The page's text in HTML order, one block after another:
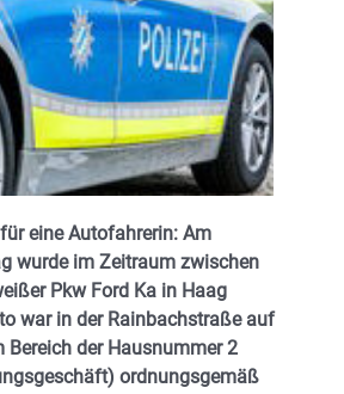
eine Autofahrerin: Am
wurde im Zeitraum zwischen
Pkw Ford Ka in Haag
war in der Rainbachstraße auf
Bereich der Hausnummer 2
ordnungsgemäß